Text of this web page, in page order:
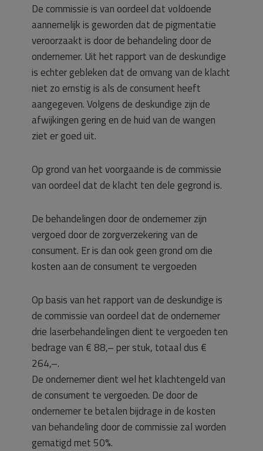
De commissie is van oordeel dat voldoende
aannemelijk is geworden dat de pigmentatie
veroorzaakt is door de behandeling door de
ondernemer. Uit het rapport van de deskundige
is echter gebleken dat de omvang van de klacht
niet zo ernstig is als de consument heeft
aangegeven. Volgens de deskundige zijn de
afwijkingen gering en de huid van de wangen
ziet er goed uit.
Op grond van het voorgaande is de commissie
van oordeel dat de klacht ten dele gegrond is.
De behandelingen door de ondernemer zijn
vergoed door de zorgverzekering van de
consument. Er is dan ook geen grond om die
kosten aan de consument te vergoeden
Op basis van het rapport van de deskundige is
de commissie van oordeel dat de ondernemer
drie laserbehandelingen dient te vergoeden ten
bedrage van € 88,– per stuk, totaal dus €
264,–.
De ondernemer dient wel het klachtengeld van
de consument te vergoeden. De door de
ondernemer te betalen bijdrage in de kosten
van behandeling door de commissie zal worden
gematigd met 50%.